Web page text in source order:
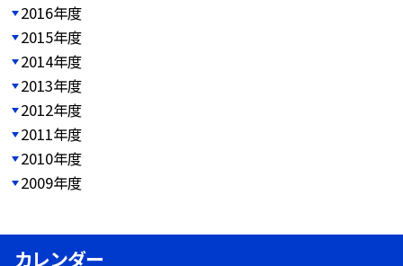
2016年度
2015年度
2014年度
2013年度
2012年度
2011年度
2010年度
2009年度
カレンダー